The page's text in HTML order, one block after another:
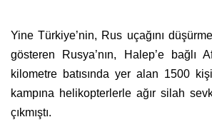
Yine Türkiye’nin, Rus uçağını
gösteren Rusya’nın, Halep’e bağlı
kilometre batısında yer alan 1500
kampına helikopterlerle ağır silah
çıkmıştı.